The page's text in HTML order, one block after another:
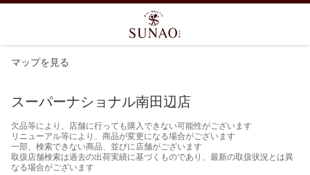
マップを見る
スーパーナショナル南田辺店
欠品等により、店舗に行っても購入できない可能性がございます
リニューアル等により、商品が変更になる場合がございます
一部、検索できない商品、並びに店舗がございます
取扱店舗検索は過去の出荷実績に基づくものであり、最新の取扱状況とは異
なる場合がございます